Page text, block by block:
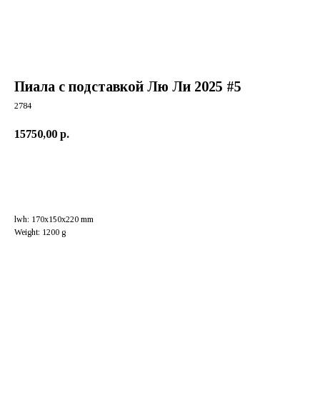
Пиала с подставкой Лю Ли 2025 #5
2784
15750,00 р.
lwh: 170x150x220 mm
Weight: 1200 g